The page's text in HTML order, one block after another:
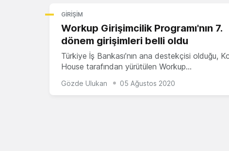
GIRIŞIM
Workup Girişimcilik Programı'nın 7.
dönem girişimleri belli oldu
Türkiye İş Bankası’nın ana destekçisi olduğu,
House tarafından yürütülen Workup…
Gözde Ulukan 05 Ağustos 2020